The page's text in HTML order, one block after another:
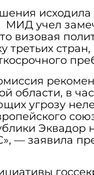
исходила
МИД учел
визовая
третьих
области, в
угрозу
Эквадор
— заявила